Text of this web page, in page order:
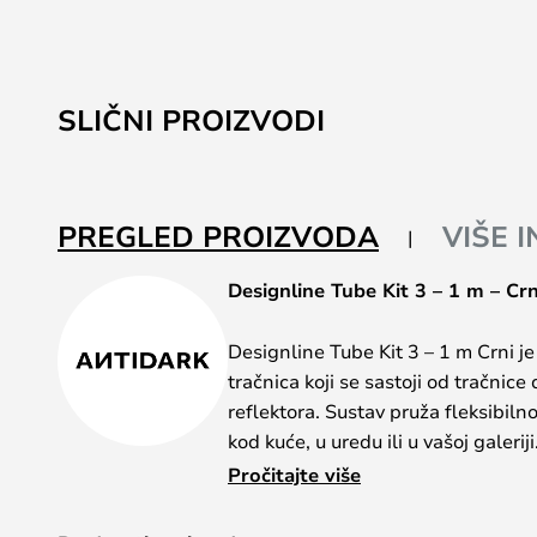
SLIČNI PROIZVODI
PREGLED PROIZVODA VIŠE
Designline Tube Kit 3 – 1 m –
Designline Tube Kit 3 – 1 m Crni
tračnica koji se sastoji od tračnice
reflektora. Sustav pruža
kod kuće, u uredu ili u vašoj
rasvjetna tijela, a zatim
Pročitajte više